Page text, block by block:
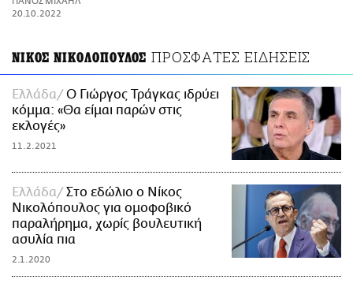
ΑΜΠΑ
20.10.2022
ΝΙΚΟΣ ΝΙΚΟΛΟΠΟΥΛΟΣ ΠΡΟΣΦΑΤΕΣ ΕΙΔΗΣΕΙΣ
Ελλάδα
Ο Γιώργος Τράγκας ιδρύει
κόμμα: «Θα είμαι παρών στις
εκλογές»
11.2.2021
Ελλάδα
Στο εδώλιο ο Νίκος
Νικολόπουλος για ομοφοβικό
παραλήρημα, χωρίς βουλευτική
ασυλία πια
2.1.2020